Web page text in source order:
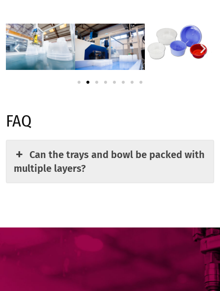
FAQ
Can the trays and bowl be packed with
multiple layers?